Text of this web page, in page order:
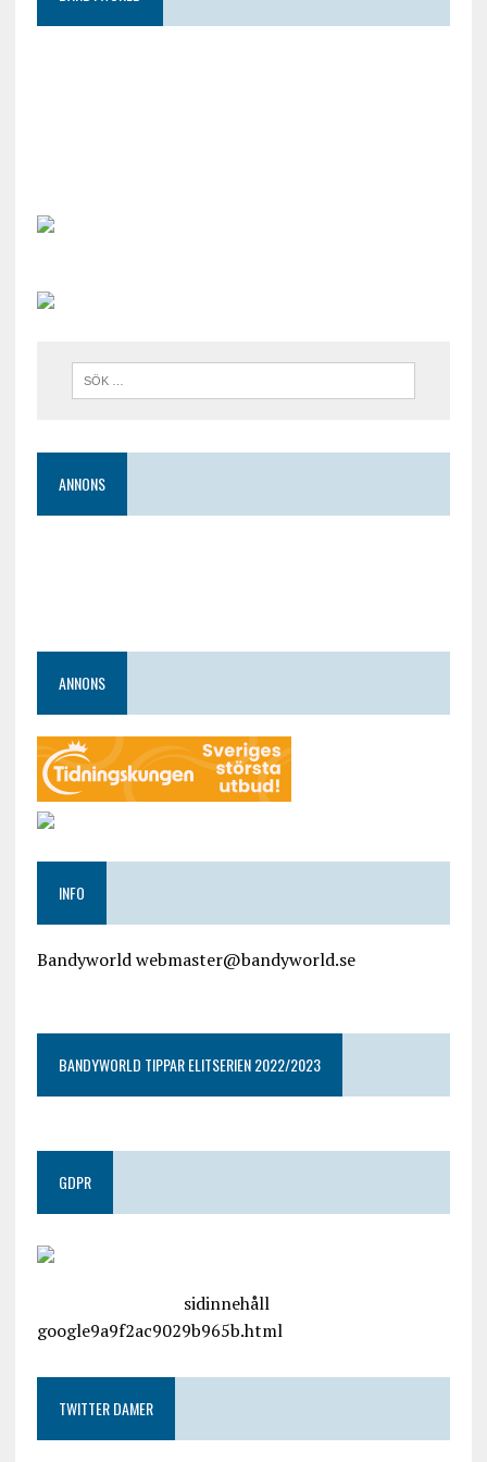
ANNONS
ANNONS
INFO
Bandyworld webmaster@bandyworld.se
BANDYWORLD TIPPAR ELITSERIEN 2022/2023
GDPR
sidinnehåll
google9a9f2ac9029b965b.html
TWITTER DAMER